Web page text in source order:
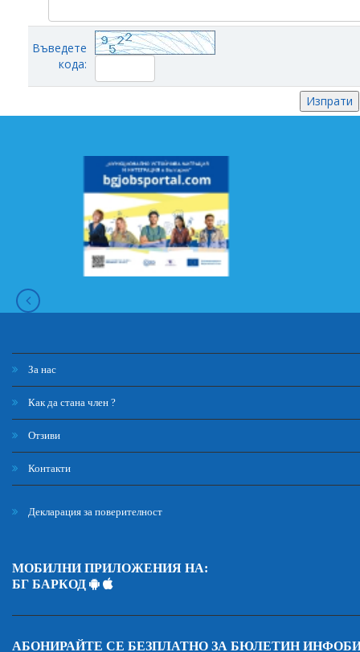
Въведете
кода:
За нас
Как да стана член ?
Отзиви
Контакти
Декларация за поверителност
МОБИЛНИ ПРИЛОЖЕНИЯ НА:
БГ БАРКОД
АБОНИРАЙТЕ СЕ БЕЗПЛАТНО ЗА БЮЛЕТИН